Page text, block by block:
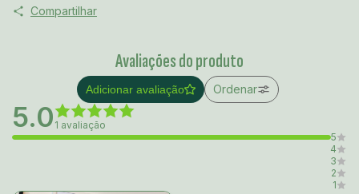
Compartilhar
Avaliações do produto
Adicionar avaliação Ordenar
5.0 1 avaliação
5
4
3
2
1